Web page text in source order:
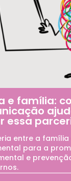
e família:
essa
entre a família
para a
e